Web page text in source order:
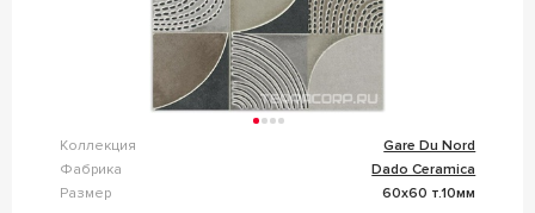
Коллекция
Gare Du Nord
Фабрика
Dado Ceramica
Размер
60x60 т.10мм